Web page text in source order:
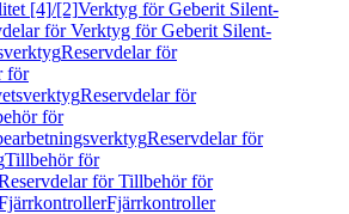
[4]/[2]Verktyg för Geberit Silent-
för Verktyg för Geberit Silent-
Reservdelar för
för
Reservdelar för
för
Reservdelar för
Tillbehör för
för Tillbehör för
Fjärrkontroller